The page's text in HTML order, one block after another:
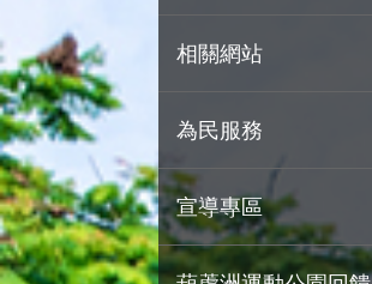
相關網站
為民服務
宣導專區